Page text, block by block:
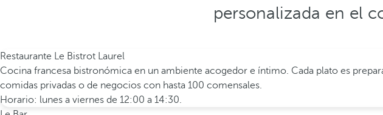
personalizada en el
Restaurante Le Bistrot Laurel
Cocina francesa bistronómica en un ambiente acogedor e íntimo. Cada plato es
comidas privadas o de negocios con hasta 100 comensales.
Horario: lunes a viernes de 12:00 a 14:30.